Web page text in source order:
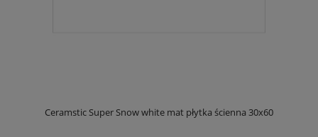
Ceramstic Super Snow white mat płytka ścienna 30x60